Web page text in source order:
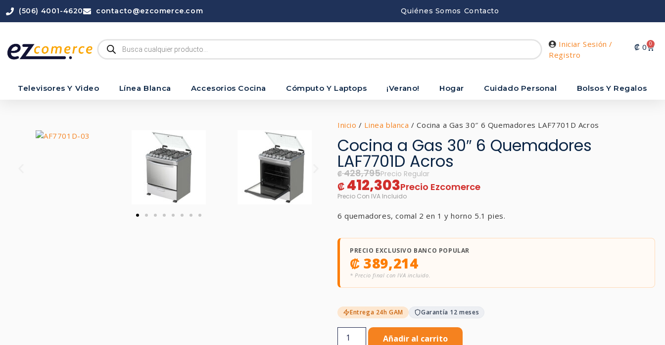
(506) 4001-4620 contacto@ezcomerce.com Quiénes Somos Contacto
Iniciar Sesión /
Registro
₡ 0 0
Televisores Y Video Línea Blanca Accesorios Cocina Cómputo Y Laptops ¡Verano! Hogar Cuidado Personal Bolsos Y Regalos
Inicio / Linea blanca / Cocina a Gas 30″ 6 Quemadores LAF7701D Acros
Cocina a Gas 30″ 6 Quemadores
LAF7701D Acros
₡428,795
₡ 412,303
6 quemadores, comal 2 en 1 y horno 5.1 pies.
PRECIO EXCLUSIVO BANCO POPULAR
₡ 389,214
* Precio final con IVA incluido.
Entrega 24h GAM Garantía 12 meses
Añadir al carrito